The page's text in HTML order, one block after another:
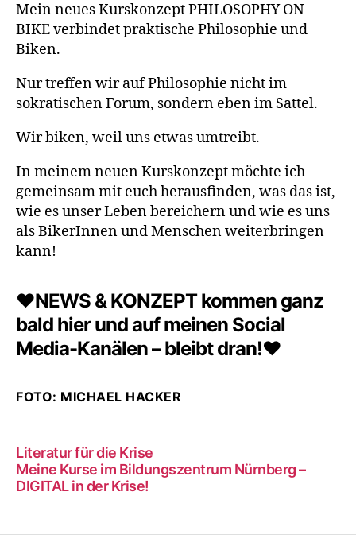
Mein neues Kurskonzept PHILOSOPHY ON
BIKE verbindet praktische Philosophie und
Biken.
Nur treffen wir auf Philosophie nicht im
sokratischen Forum, sondern eben im Sattel.
Wir biken, weil uns etwas umtreibt.
In meinem neuen Kurskonzept möchte ich
gemeinsam mit euch herausfinden, was das ist,
wie es unser Leben bereichern und wie es uns
als BikerInnen und Menschen weiterbringen
kann!
❤NEWS & KONZEPT kommen ganz
bald hier und auf meinen Social
Media-Kanälen – bleibt dran!❤
FOTO: MICHAEL HACKER
Literatur für die Krise
Meine Kurse im Bildungszentrum Nürnberg –
DIGITAL in der Krise!